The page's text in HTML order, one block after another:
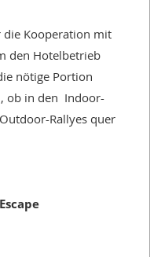
die Kooperation mit
den Hotelbetrieb
nötige Portion
ob in den Indoor-
Rallyes quer